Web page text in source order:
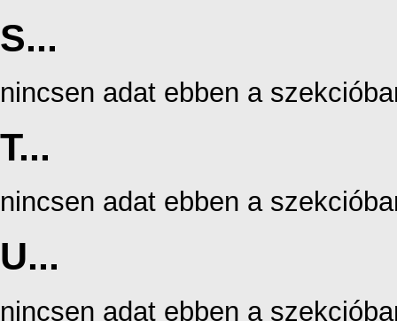
S...
nincsen adat ebben a
T...
nincsen adat ebben a
U...
nincsen adat ebben a